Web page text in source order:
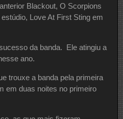
Blackout, O Scorpions
Love At First Sting em
da banda. Ele atingiu a
ano.
trouxe a banda pela primeira
em duas noites no primeiro